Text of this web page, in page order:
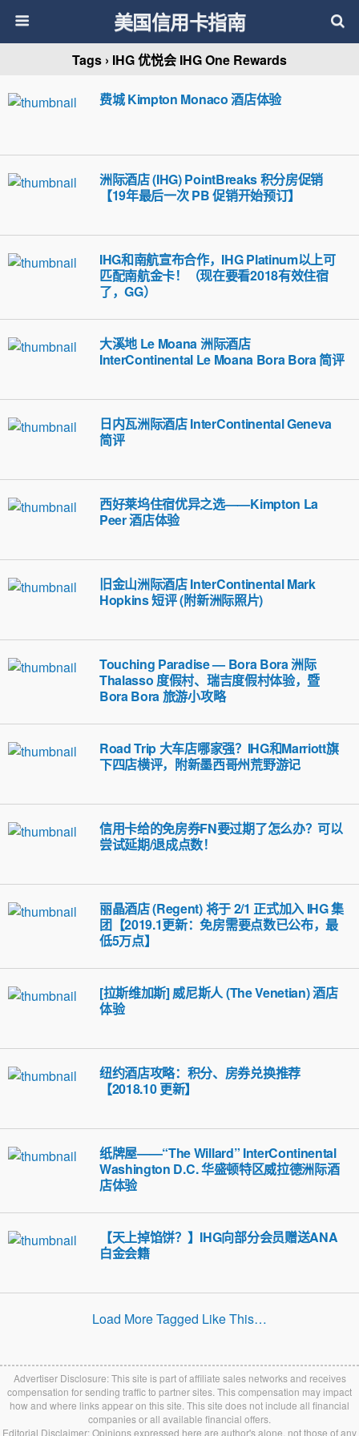
美国信用卡指南
Tags › IHG 优悦会 IHG One Rewards
费城 Kimpton Monaco 酒店体验
洲际酒店 (IHG) PointBreaks 积分房促销
【19年最后一次 PB 促销开始预订】
IHG和南航宣布合作，IHG Platinum以上可
匹配南航金卡！（现在要看2018有效住宿
了，GG）
大溪地 Le Moana 洲际酒店
InterContinental Le Moana Bora Bora 简评
日内瓦洲际酒店 InterContinental Geneva
简评
西好莱坞住宿优异之选——Kimpton La
Peer 酒店体验
旧金山洲际酒店 InterContinental Mark
Hopkins 短评 (附新洲际照片)
Touching Paradise — Bora Bora 洲际
Thalasso 度假村、瑞吉度假村体验，暨
Bora Bora 旅游小攻略
Road Trip 大车店哪家强？IHG和Marriott旗
下四店横评，附新墨西哥州荒野游记
信用卡给的免房券FN要过期了怎么办？可以
尝试延期/退成点数！
丽晶酒店 (Regent) 将于 2/1 正式加入 IHG 集
团【2019.1更新：免房需要点数已公布，最
低5万点】
[拉斯维加斯] 威尼斯人 (The Venetian) 酒店
体验
纽约酒店攻略：积分、房券兑换推荐
【2018.10 更新】
纸牌屋——“The Willard” InterContinental
Washington D.C. 华盛顿特区威拉德洲际酒
店体验
【天上掉馅饼？】IHG向部分会员赠送ANA
白金会籍
Load More Tagged Like This…
Advertiser Disclosure: This site is part of affiliate sales networks and receives
compensation for sending traffic to partner sites. This compensation may impact
how and where links appear on this site. This site does not include all financial
companies or all available financial offers.
Editorial Disclaimer: Opinions expressed here are author's alone, not those of any